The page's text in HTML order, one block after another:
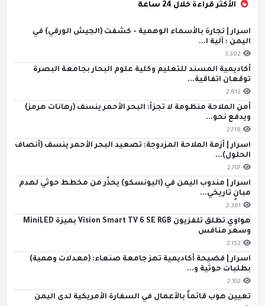
الأكثر قراءة خلال 24 ساعة
اسرار | تجارة بالأسماء الوهمية - كشفت (الجيش الورقي) في
اليمن : آلية ا...
3,392
أكاديمية المسند للتعليم وكلية علوم البحار بجامعة البصرة
توقعان اتفاقية...
2,812
أمن الملاحة منظومة لا تجزأ: البحر الأحمر ينسف (رهانات هرمز)
ويدفع نحو...
2,718
اسرار | أزمة الملاحة المزدوجة: تصعيد البحر الأحمر ينسف (أنصاف
الحلول)...
2,707
اسرار | مندوب اليمن في (اليونسكو) يحذّر من مخطط حوثي لهدم
مبانٍ تاريخي...
2,361
هواوي تطلق تلفزيون Vision Smart TV 6 SE RGB بميزة MiniLED
وسعر منافس
2,152
اسرار | فضيحة أكاديمية تهز جامعة صنعاء: (معدلات وهمية)
بطلبات حوثية و...
2,102
تعيين هوب قائماً بالأعمال في السفارة الأمريكية لدى اليمن